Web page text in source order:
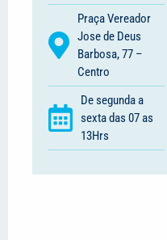
Praça Vereador
Jose de Deus
Barbosa, 77 –
Centro
De segunda a
sexta das 07 as
13Hrs